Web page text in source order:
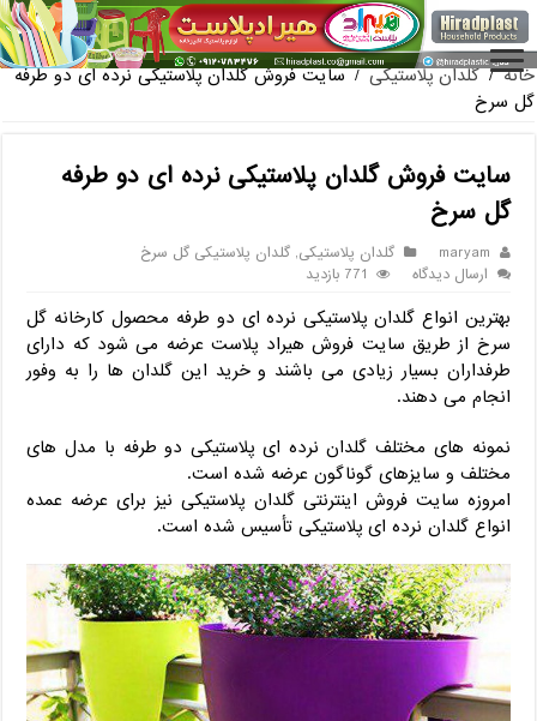
فروش گلدان پلاست
خانه / گلدان پلاستیکی / سایت فروش گلدان پلاستیکی نرده ای دو طرفه
گل سرخ
سایت فروش گلدان پلاستیکی نرده ای دو طرفه
گل سرخ
maryam گلدان پلاستیکی,گلدان پلاستیکی گل سرخ
ارسال دیدگاه
771 بازدید
بهترین انواع گلدان پلاستیکی نرده ای دو طرفه محصول کارخانه گل
سرخ از طریق سایت فروش هیراد پلاست عرضه می شود که دارای
طرفداران بسیار زیادی می باشند و خرید این گلدان ها را به وفور
انجام می دهند.
نمونه های مختلف گلدان نرده ای پلاستیکی دو طرفه با مدل های
مختلف و سایزهای گوناگون عرضه شده است.
امروزه سایت فروش اینترنتی گلدان پلاستیکی نیز برای عرضه عمده
انواع گلدان نرده ای پلاستیکی تأسیس شده است.